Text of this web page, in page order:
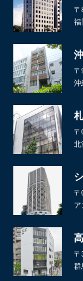
〒
福
〒
沖
〒
北
〒
〒
群